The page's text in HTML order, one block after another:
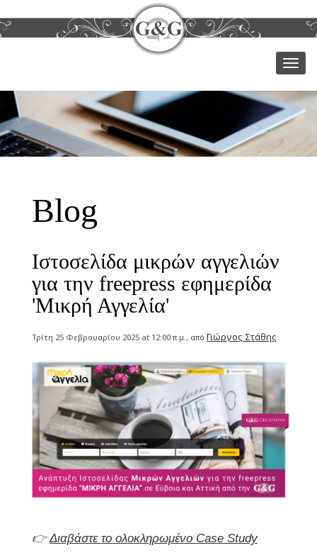
Blog
Ιστοσελίδα μικρών αγγελιών
για την freepress εφημερίδα
'Μικρή Αγγελία'
Τρίτη 25 Φεβρουαρίου 2025 at 12:00 π.μ., από Γιώργος Στάθης
👉Διαβάστε το ολοκληρωμένο Case Study